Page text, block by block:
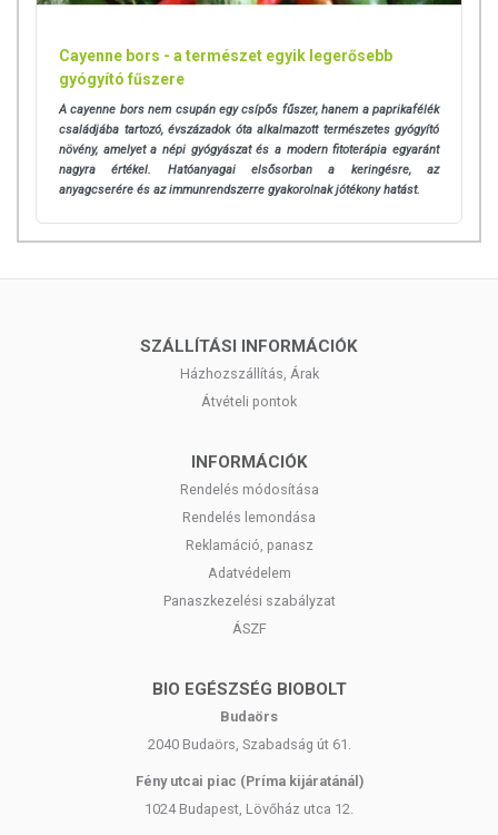
Cayenne bors - a természet egyik legerősebb
gyógyító fűszere
A cayenne bors nem csupán egy csípős fűszer, hanem a paprikafélék
családjába tartozó, évszázadok óta alkalmazott természetes gyógyító
növény, amelyet a népi gyógyászat és a modern fitoterápia egyaránt
nagyra értékel. Hatóanyagai elsősorban a keringésre, az
anyagcserére és az immunrendszerre gyakorolnak jótékony hatást.
SZÁLLÍTÁSI INFORMÁCIÓK
Házhozszállítás, Árak
Átvételi pontok
INFORMÁCIÓK
Rendelés módosítása
Rendelés lemondása
Reklamáció, panasz
Adatvédelem
Panaszkezelési szabályzat
ÁSZF
BIO EGÉSZSÉG BIOBOLT
Budaörs
2040 Budaörs, Szabadság út 61.
Fény utcai piac (Príma kijáratánál)
1024 Budapest, Lövőház utca 12.